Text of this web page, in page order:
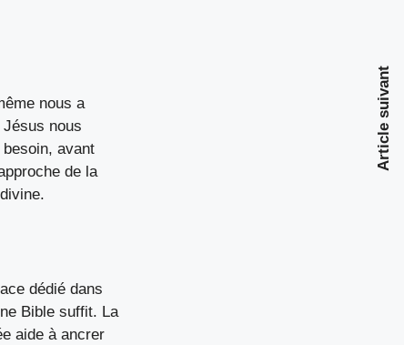
nous a
nous
avant
de la
dédié dans
Bible suffit. La
aide à ancrer
Article suivant